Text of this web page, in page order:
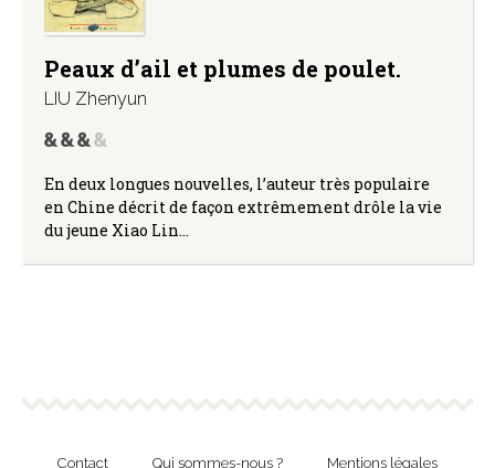
Peaux d’ail et plumes de poulet.
LIU Zhenyun
En deux longues nouvelles, l’auteur très populaire
en Chine décrit de façon extrêmement drôle la vie
du jeune Xiao Lin…
Contact Qui sommes-nous ? Mentions légales